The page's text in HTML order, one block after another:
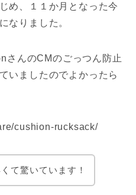
め、１１か月となった今
なりました。
さんのCMのごっつん防止
いましたのでよかったら
cushion-rucksack/
て驚いています！